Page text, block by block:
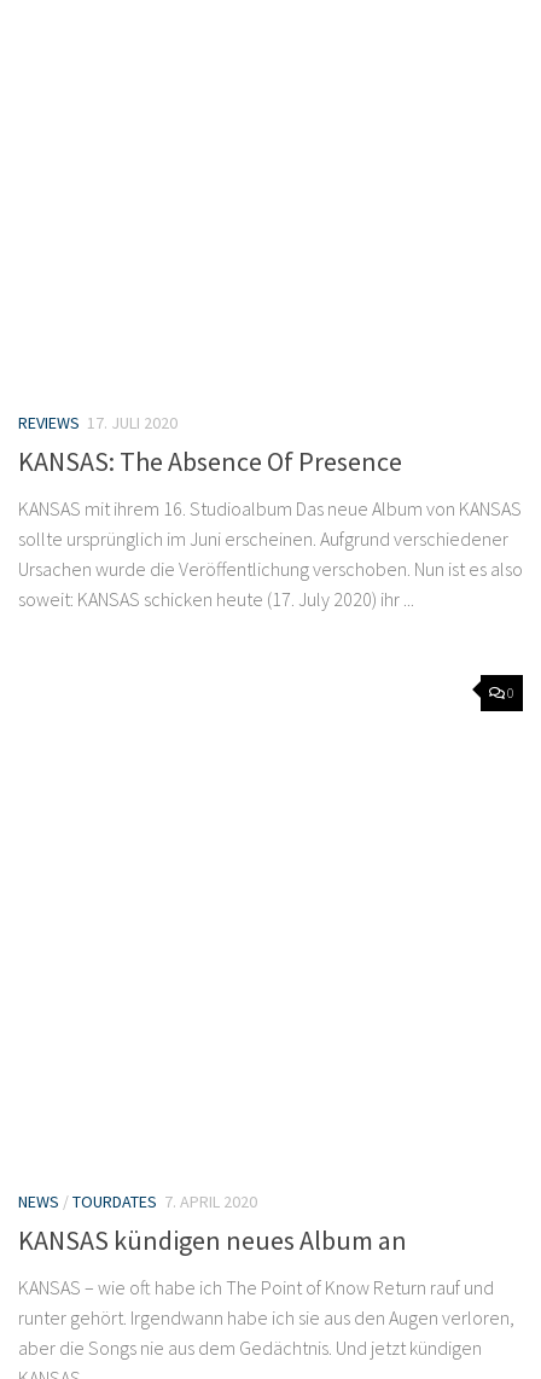
REVIEWS 17. JULI 2020
KANSAS: The Absence Of Presence
KANSAS mit ihrem 16. Studioalbum Das neue Album von KANSAS
sollte ursprünglich im Juni erscheinen. Aufgrund verschiedener
Ursachen wurde die Veröffentlichung verschoben. Nun ist es also
soweit: KANSAS schicken heute (17. July 2020) ihr ...
0
NEWS /TOURDATES 7. APRIL 2020
KANSAS kündigen neues Album an
KANSAS – wie oft habe ich The Point of Know Return rauf und
runter gehört. Irgendwann habe ich sie aus den Augen verloren,
aber die Songs nie aus dem Gedächtnis. Und jetzt kündigen